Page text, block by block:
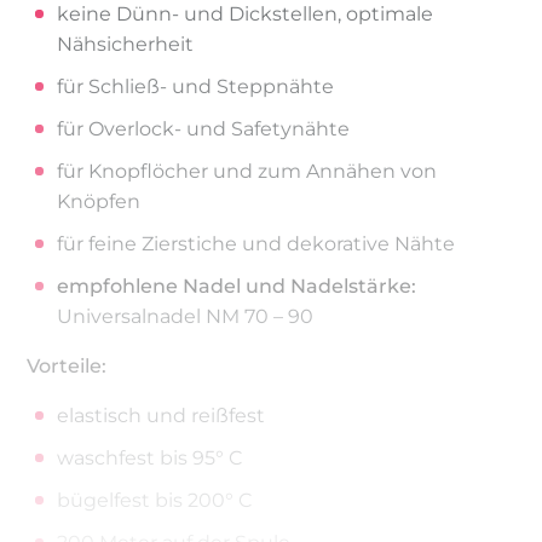
keine Dünn- und Dickstellen, optimale
Nähsicherheit
für Schließ- und Steppnähte
für Overlock- und Safetynähte
für Knopflöcher und zum Annähen von
Knöpfen
für feine Zierstiche und dekorative Nähte
empfohlene Nadel und Nadelstärke:
Universalnadel NM 70 – 90
Vorteile:
elastisch und reißfest
waschfest bis 95° C
bügelfest bis 200° C